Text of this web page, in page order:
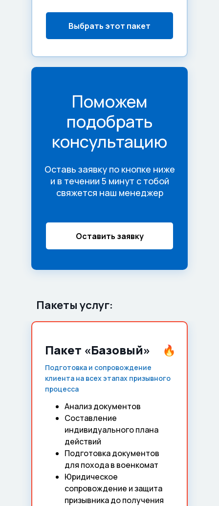
Выбрать этот пакет
Поможем
подобрать
консультацию
Оставить заявку
Оставь заявку по кнопке ниже
и в течении 5 минут с тобой
свяжется наш менеджер
Пакеты услуг:
Пакет «Базовый»
Анализ документов
Составление
индивидуального плана
действий
Подготовка документов
для похода в военкомат
Юридическое
сопровождение и защита
призывника до получения
Подготовка и сопровождение
клиента на всех этапах призывного
процесса